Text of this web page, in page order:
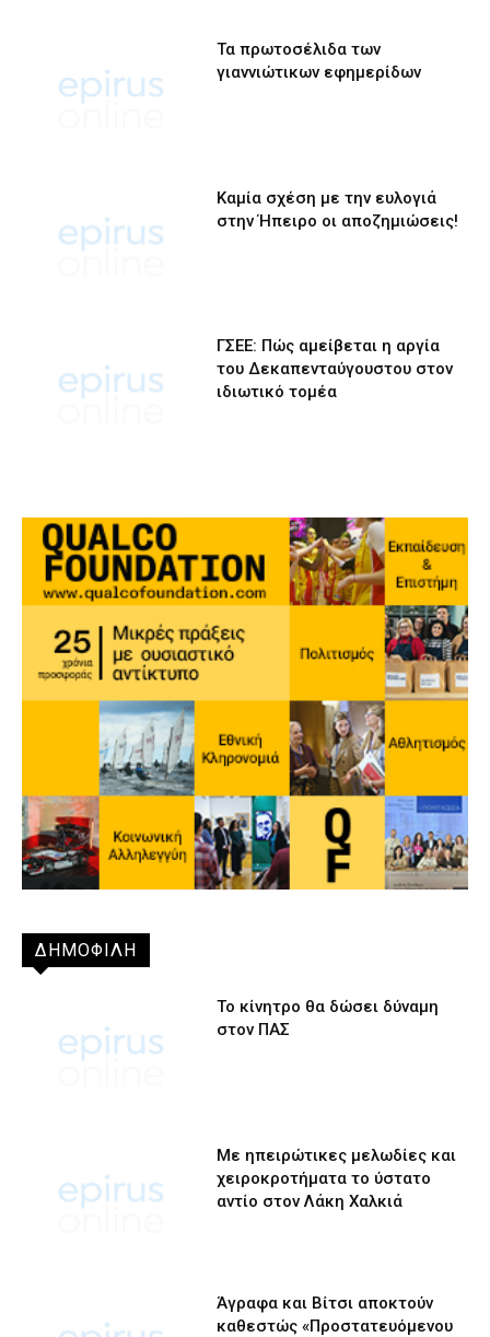
Τα πρωτοσέλιδα των
γιαννιώτικων εφημερίδων
Καμία σχέση με την ευλογιά
στην Ήπειρο οι αποζημιώσεις!
ΓΣΕΕ: Πώς αμείβεται η αργία
του Δεκαπενταύγουστου στον
ιδιωτικό τομέα
ΔΗΜΟΦΙΛΗ
Το κίνητρο θα δώσει δύναμη
στον ΠΑΣ
Με ηπειρώτικες μελωδίες και
χειροκροτήματα το ύστατο
αντίο στον Λάκη Χαλκιά
Άγραφα και Βίτσι αποκτούν
καθεστώς «Προστατευόμενου